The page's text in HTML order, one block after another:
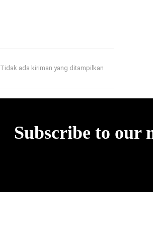
Tidak ada kiriman yang ditampilkan
Subscribe to our